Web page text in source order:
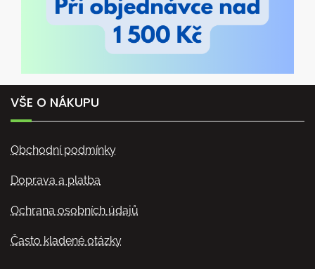
VŠE O NÁKUPU
Obchodní podmínky
Doprava a platba
Ochrana osobních údajů
Často kladené otázky